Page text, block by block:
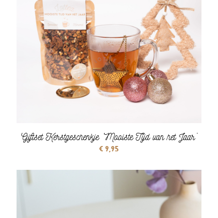
Giftset Kerstgeschenkje ‘Mooiste Tijd van het Jaar’
€9,95